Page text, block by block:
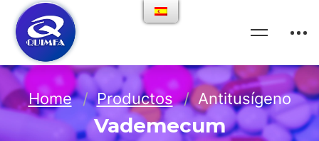
Vademecum
Home Productos Antitusígeno